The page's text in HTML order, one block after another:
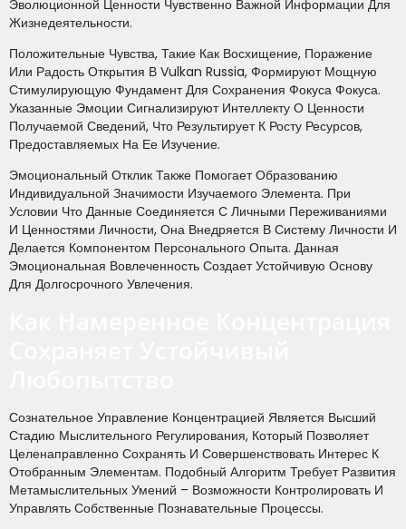
Эволюционной Ценности Чувственно Важной Информации Для
Жизнедеятельности.
Положительные Чувства, Такие Как Восхищение, Поражение
Или Радость Открытия В Vulkan Russia, Формируют Мощную
Стимулирующую Фундамент Для Сохранения Фокуса Фокуса.
Указанные Эмоции Сигнализируют Интеллекту О Ценности
Получаемой Сведений, Что Результирует К Росту Ресурсов,
Предоставляемых На Ее Изучение.
Эмоциональный Отклик Также Помогает Образованию
Индивидуальной Значимости Изучаемого Элемента. При
Условии Что Данные Соединяется С Личными Переживаниями
И Ценностями Личности, Она Внедряется В Систему Личности И
Делается Компонентом Персонального Опыта. Данная
Эмоциональная Вовлеченность Создает Устойчивую Основу
Для Долгосрочного Увлечения.
Сознательное Управление Концентрацией Является Высший
Стадию Мыслительного Регулирования, Который Позволяет
Целенаправленно Сохранять И Совершенствовать Интерес К
Отобранным Элементам. Подобный Алгоритм Требует Развития
Метамыслительных Умений – Возможности Контролировать И
Управлять Собственные Познавательные Процессы.